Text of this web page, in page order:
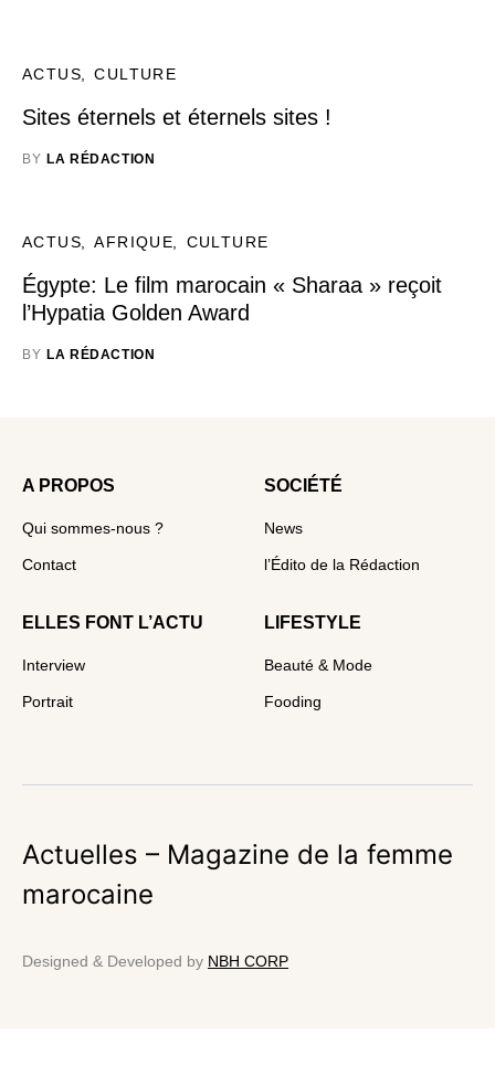
ACTUS CULTURE
Sites éternels et éternels sites !
BY LA RÉDACTION
ACTUS AFRIQUE CULTURE
Égypte: Le film marocain « Sharaa » reçoit
l’Hypatia Golden Award
BY LA RÉDACTION
A PROPOS
Qui sommes-nous ?
Contact
SOCIÉTÉ
News
l’Édito de la Rédaction
ELLES FONT L’ACTU
Interview
Portrait
LIFESTYLE
Beauté & Mode
Fooding
Actuelles – Magazine de la femme
marocaine
Designed & Developed by NBH CORP